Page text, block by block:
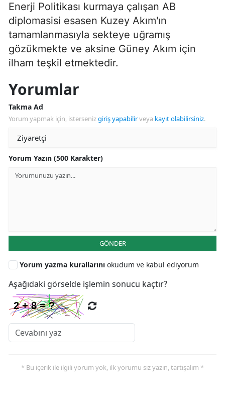
Enerji Politikası kurmaya çalışan AB
diplomasisi esasen Kuzey Akım'ın
tamamlanmasıyla sekteye uğramış
gözükmekte ve aksine Güney Akım için
ilham teşkil etmektedir.
Yorumlar
Takma Ad
Yorum yapmak için, istersenizgiriş yapabilirveya kayıt olabilirsiniz.
Yorum Yazın (500 Karakter)
GÖNDER
Yorum yazma kurallarını okudum ve kabul ediyorum
Aşağıdaki görselde işlemin sonucu kaçtır?
* Bu içerik ile ilgili yorum yok, ilk yorumu siz yazın, tartışalım *